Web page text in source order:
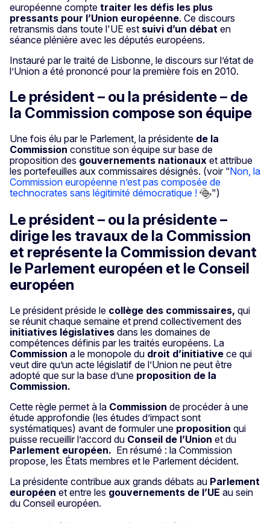
européenne compte traiter les défis les plus
pressants pour l’Union européenne. Ce discours
retransmis dans toute l'UE est suivi d’un débat en
séance plénière avec les députés européens.
Instauré par le traité de Lisbonne, le discours sur l’état de
l’Union a été prononcé pour la première fois en 2010.
Le président – ou la présidente – de
la Commission compose son équipe
Une fois élu par le Parlement, la présidente de la
Commission constitue son équipe sur base de
proposition des gouvernements nationaux et attribue
les portefeuilles aux commissaires désignés. (voir “Non, la
Commission européenne n’est pas composée de
technocrates sans légitimité démocratique !
")
Le président – ou la présidente –
dirige les travaux de la Commission
et représente la Commission devant
le Parlement européen et le Conseil
européen
Le président préside le collège des commissaires, qui
se réunit chaque semaine et prend collectivement des
initiatives législatives dans les domaines de
compétences définis par les traités européens. La
Commission a le monopole du droit d’initiative ce qui
veut dire qu’un acte législatif de l’Union ne peut être
adopté que sur la base d’une proposition de la
Commission.
Cette règle permet à la Commission de procéder à une
étude approfondie (les études d’impact sont
systématiques) avant de formuler une proposition qui
puisse recueillir l’accord du Conseil de l’Union et du
Parlement européen. En résumé : la Commission
propose, les États membres et le Parlement décident.
La présidente contribue aux grands débats au Parlement
européen et entre les gouvernements de l’UE au sein
du Conseil européen.